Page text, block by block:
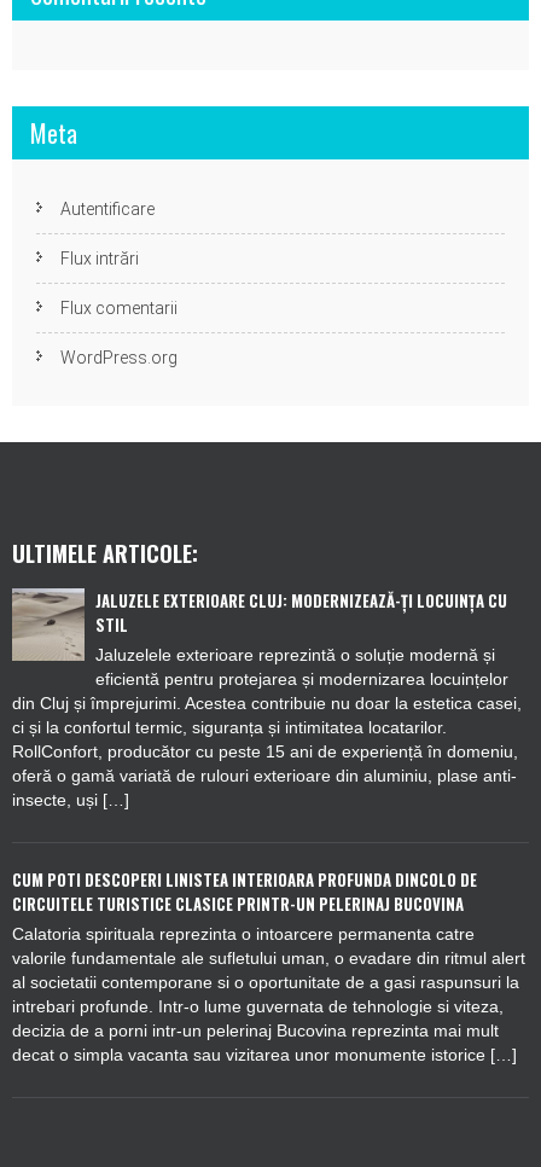
Meta
Autentificare
Flux intrări
Flux comentarii
WordPress.org
ULTIMELE ARTICOLE:
JALUZELE EXTERIOARE CLUJ: MODERNIZEAZĂ-ȚI LOCUINȚA CU
STIL
Jaluzelele exterioare reprezintă o soluție modernă și
eficientă pentru protejarea și modernizarea locuințelor
din Cluj și împrejurimi. Acestea contribuie nu doar la estetica casei,
ci și la confortul termic, siguranța și intimitatea locatarilor.
RollConfort, producător cu peste 15 ani de experiență în domeniu,
oferă o gamă variată de rulouri exterioare din aluminiu, plase anti-
insecte, uși […]
CUM POTI DESCOPERI LINISTEA INTERIOARA PROFUNDA DINCOLO DE
CIRCUITELE TURISTICE CLASICE PRINTR-UN PELERINAJ BUCOVINA
Calatoria spirituala reprezinta o intoarcere permanenta catre
valorile fundamentale ale sufletului uman, o evadare din ritmul alert
al societatii contemporane si o oportunitate de a gasi raspunsuri la
intrebari profunde. Intr-o lume guvernata de tehnologie si viteza,
decizia de a porni intr-un pelerinaj Bucovina reprezinta mai mult
decat o simpla vacanta sau vizitarea unor monumente istorice […]